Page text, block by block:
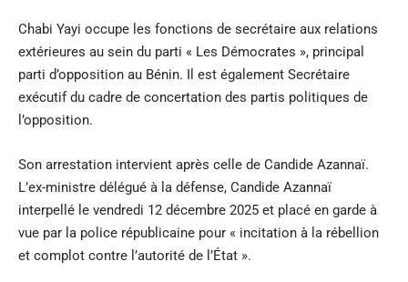
Chabi Yayi occupe les fonctions de secrétaire aux relations
extérieures au sein du parti « Les Démocrates », principal
parti d’opposition au Bénin. Il est également Secrétaire
exécutif du cadre de concertation des partis politiques de
l’opposition.
Son arrestation intervient après celle de Candide Azannaï.
L’ex-ministre délégué à la défense, Candide Azannaï
interpellé le vendredi 12 décembre 2025 et placé en garde à
vue par la police républicaine pour « incitation à la rébellion
et complot contre l’autorité de l’État ».